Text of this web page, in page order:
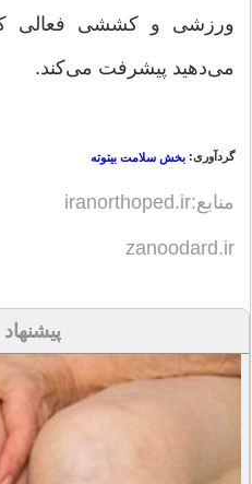
ورزشی و کششی فعالی که
می‌دهید پیشرفت می‌کند.
گردآوری: بخش سلامت بیتوته
منابع:iranorthoped.ir
zanoodard.ir